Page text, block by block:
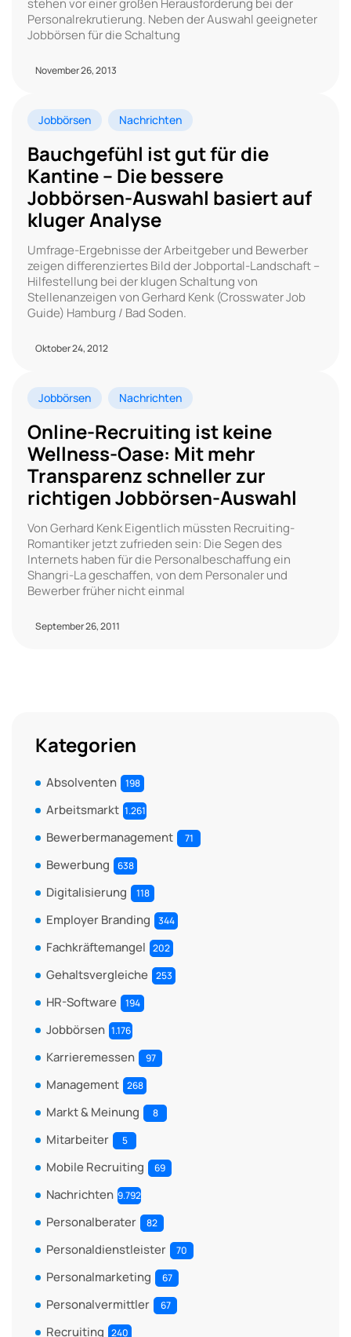
Personalrekrutierung. Neben der Auswahl geeigneter
Jobbörsen für die Schaltung
November 26, 2013
Jobbörsen Nachrichten
Bauchgefühl ist gut für die
Kantine – Die bessere
Jobbörsen-Auswahl basiert auf
kluger Analyse
Umfrage-Ergebnisse der Arbeitgeber und Bewerber
zeigen differenziertes Bild der Jobportal-Landschaft –
Hilfestellung bei der klugen Schaltung von
Stellenanzeigen von Gerhard Kenk (Crosswater Job
Guide) Hamburg / Bad Soden.
Oktober 24, 2012
Jobbörsen Nachrichten
Online-Recruiting ist keine
Wellness-Oase: Mit mehr
Transparenz schneller zur
richtigen Jobbörsen-Auswahl
Von Gerhard Kenk Eigentlich müssten Recruiting-
Romantiker jetzt zufrieden sein: Die Segen des
Internets haben für die Personalbeschaffung ein
Shangri-La geschaffen, von dem Personaler und
Bewerber früher nicht einmal
September 26, 2011
Kategorien
Absolventen 198
Arbeitsmarkt 1.261
Bewerbermanagement 71
Bewerbung 638
Digitalisierung 118
Employer Branding 344
Fachkräftemangel 202
Gehaltsvergleiche 253
HR-Software 194
Jobbörsen 1.176
Karrieremessen 97
Management 268
Markt & Meinung 8
Mitarbeiter 5
Mobile Recruiting 69
Nachrichten 9.792
Personalberater 82
Personaldienstleister 70
Personalmarketing 67
Personalvermittler 67
Recruiting 240